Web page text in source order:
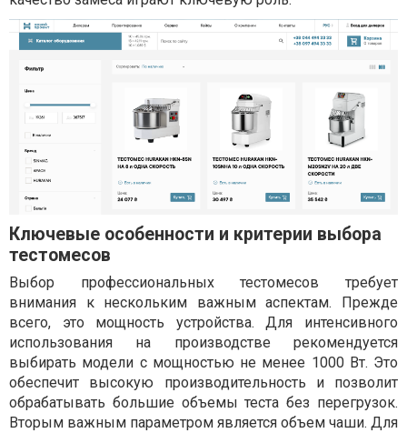
Ключевые особенности и критерии выбора
тестомесов
Выбор профессиональных тестомесов требует
внимания к нескольким важным аспектам. Прежде
всего, это мощность устройства. Для интенсивного
использования на производстве рекомендуется
выбирать модели с мощностью не менее 1000 Вт. Это
обеспечит высокую производительность и позволит
обрабатывать большие объемы теста без перегрузок.
Вторым важным параметром является объем чаши. Для